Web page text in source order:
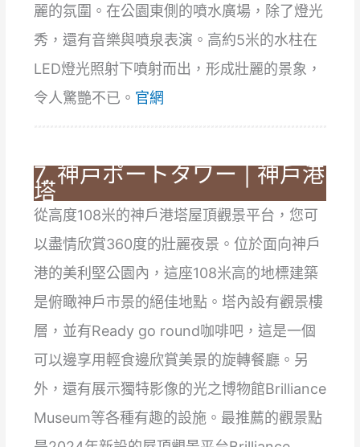
麗的氛圍。在公園東側的噴水廣場，除了燈光
秀，還有音樂與噴泉表演。高約5米的水柱在
LED燈光照射下噴射而出，形成壯麗的景象，
令人驚艷不已。 官網
7. 神戸ポートタワー | 神戶港
塔
從高度108米的神戶港塔屋頂觀景平台，您可
以盡情欣賞360度的壯麗夜景。位於面向神戶
港的美利堅公園內，這座108米高的地標建築
是俯瞰神戶市景的絕佳地點。塔內設有觀景樓
層，並有Ready go round咖啡吧，這是一個
可以邊享用輕食邊欣賞美景的旋轉餐廳。另
外，還有展示獨特影像的光之博物館Brilliance
Museum等各種有趣的設施。最推薦的觀景點